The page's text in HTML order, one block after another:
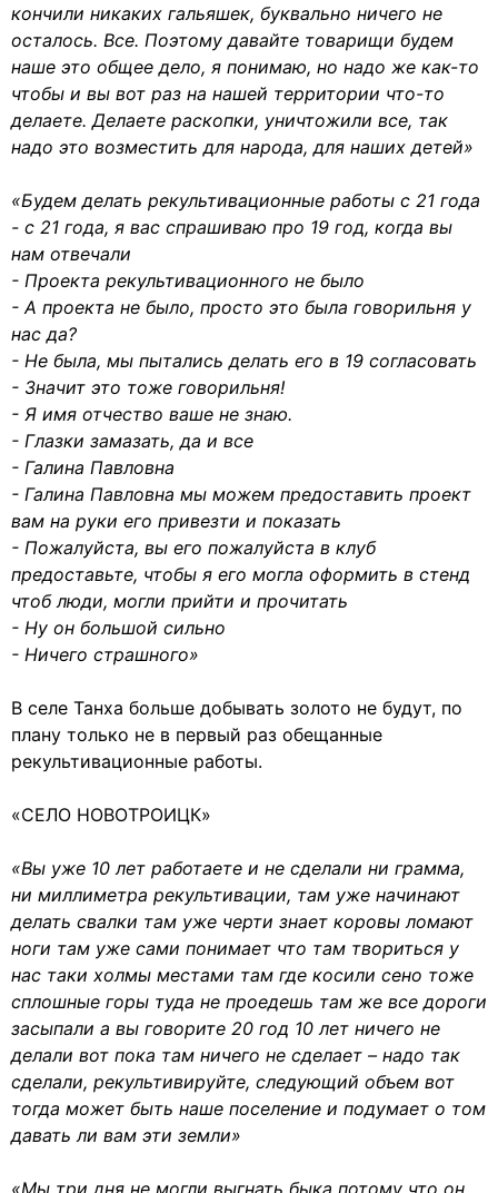
кончили никаких гальяшек, буквально ничего не
осталось. Все. Поэтому давайте товарищи будем
наше это общее дело, я понимаю, но надо же как-то
чтобы и вы вот раз на нашей территории что-то
делаете. Делаете раскопки, уничтожили все, так
надо это возместить для народа, для наших детей»
«Будем делать рекультивационные работы с 21 года
- с 21 года, я вас спрашиваю про 19 год, когда вы
нам отвечали
- Проекта рекультивационного не было
- А проекта не было, просто это была говорильня у
нас да?
- Не была, мы пытались делать его в 19 согласовать
- Значит это тоже говорильня!
- Я имя отчество ваше не знаю.
- Глазки замазать, да и все
- Галина Павловна
- Галина Павловна мы можем предоставить проект
вам на руки его привезти и показать
- Пожалуйста, вы его пожалуйста в клуб
предоставьте, чтобы я его могла оформить в стенд
чтоб люди, могли прийти и прочитать
- Ну он большой сильно
- Ничего страшного»
В селе Танха больше добывать золото не будут, по
плану только не в первый раз обещанные
рекультивационные работы.
«СЕЛО НОВОТРОИЦК»
«Вы уже 10 лет работаете и не сделали ни грамма,
ни миллиметра рекультивации, там уже начинают
делать свалки там уже черти знает коровы ломают
ноги там уже сами понимает что там твориться у
нас таки холмы местами там где косили сено тоже
сплошные горы туда не проедешь там же все дороги
засыпали а вы говорите 20 год 10 лет ничего не
делали вот пока там ничего не сделает – надо так
сделали, рекультивируйте, следующий объем вот
тогда может быть наше поселение и подумает о том
давать ли вам эти земли»
«Мы три дня не могли выгнать быка потому что он